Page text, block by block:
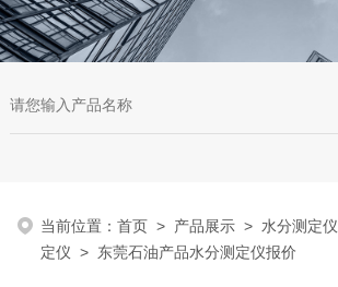
当前位置：首页 > 产品展示 > 水分测定仪
定仪 > 东莞石油产品水分测定仪报价